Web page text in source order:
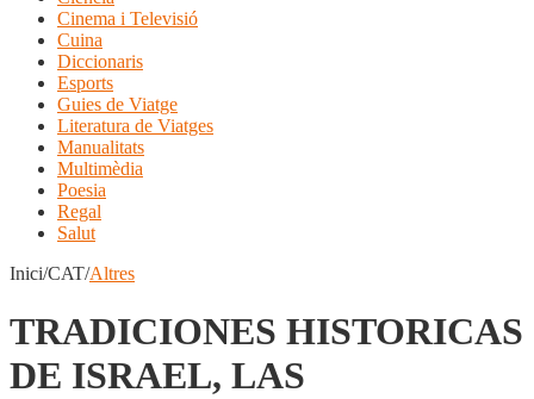
Cinema i Televisió
Cuina
Diccionaris
Esports
Guies de Viatge
Literatura de Viatges
Manualitats
Multimèdia
Poesia
Regal
Salut
Inici/CAT/Altres
TRADICIONES HISTORICAS
DE ISRAEL, LAS